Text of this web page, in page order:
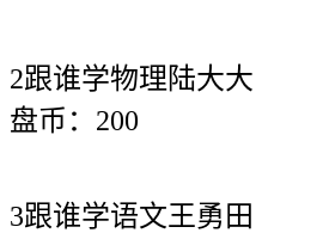
2跟谁学物理陆大大
盘币：200
3跟谁学语文王勇田